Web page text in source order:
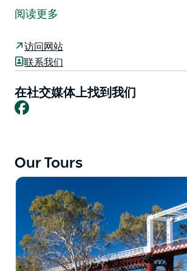
的难忘之旅。您可以享受宁静的游船之
为您的特殊场合增添光彩。
最初的詹德拉号是一艘蒸汽明轮船，由伯
尼尔委托建造，于1894年下水。2000年
和他的家人打造了这艘现代化的明轮船
十多年后，达令河上的明轮船运营历史
您可以选择周一至周五每天两班一小时
您可以在伯克镇游客信息展览中心轻松
难忘的河流探险之旅。乘坐 Jandra 桨
流丰富的历史和自然美景，这是一次独
验，让人回想起昔日河流旅行的时代。
阅读更多
访问网站
联系我们
在社交媒体上找到我们
Facebook
Our Tours